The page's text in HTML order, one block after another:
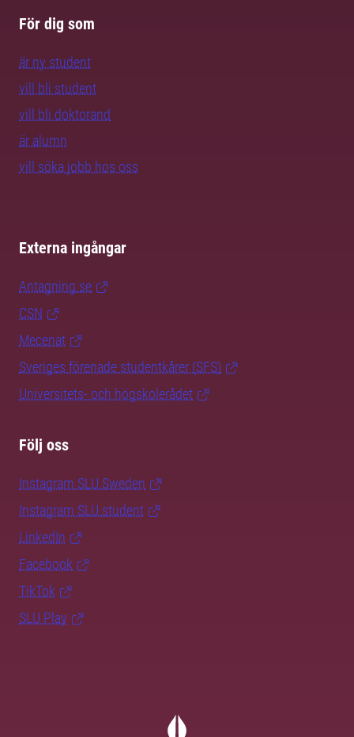
För dig som
är ny student
vill bli student
vill bli doktorand
är alumn
vill söka jobb hos oss
Externa ingångar
Antagning.se
CSN
Mecenat
Sveriges förenade studentkårer (SFS)
Universitets- och högskolerådet
Följ oss
Instagram SLU.Sweden
Instagram SLU.student
LinkedIn
Facebook
TikTok
SLU Play